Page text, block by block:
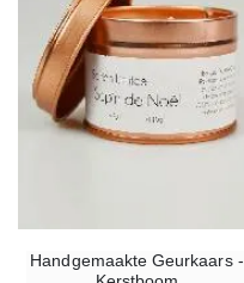
Handgemaakte Geurkaars -